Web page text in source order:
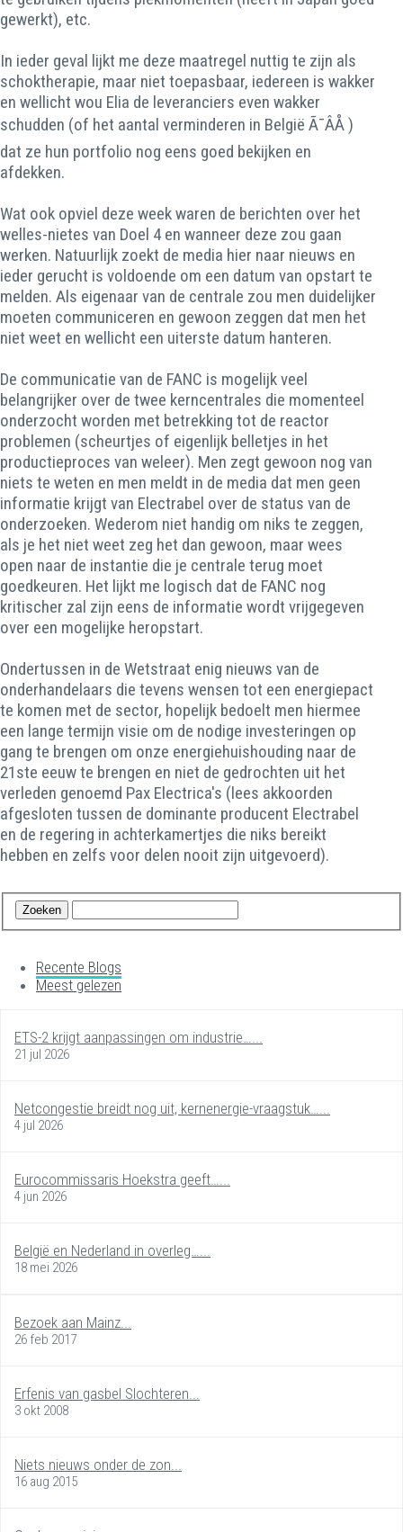
gewerkt), etc.
In ieder geval lijkt me deze maatregel nuttig te zijn als
schoktherapie, maar niet toepasbaar, iedereen is wakker
en wellicht wou Elia de leveranciers even wakker
schudden (of het aantal verminderen in België Ã¯ÂÅ )
dat ze hun portfolio nog eens goed bekijken en
afdekken.
Wat ook opviel deze week waren de berichten over het
welles-nietes van Doel 4 en wanneer deze zou gaan
werken. Natuurlijk zoekt de media hier naar nieuws en
ieder gerucht is voldoende om een datum van opstart te
melden. Als eigenaar van de centrale zou men duidelijker
moeten communiceren en gewoon zeggen dat men het
niet weet en wellicht een uiterste datum hanteren.
De communicatie van de FANC is mogelijk veel
belangrijker over de twee kerncentrales die momenteel
onderzocht worden met betrekking tot de reactor
problemen (scheurtjes of eigenlijk belletjes in het
productieproces van weleer). Men zegt gewoon nog van
niets te weten en men meldt in de media dat men geen
informatie krijgt van Electrabel over de status van de
onderzoeken. Wederom niet handig om niks te zeggen,
als je het niet weet zeg het dan gewoon, maar wees
open naar de instantie die je centrale terug moet
goedkeuren. Het lijkt me logisch dat de FANC nog
kritischer zal zijn eens de informatie wordt vrijgegeven
over een mogelijke heropstart.
Ondertussen in de Wetstraat enig nieuws van de
onderhandelaars die tevens wensen tot een energiepact
te komen met de sector, hopelijk bedoelt men hiermee
een lange termijn visie om de nodige investeringen op
gang te brengen om onze energiehuishouding naar de
21ste eeuw te brengen en niet de gedrochten uit het
verleden genoemd Pax Electrica's (lees akkoorden
afgesloten tussen de dominante producent Electrabel
en de regering in achterkamertjes die niks bereikt
hebben en zelfs voor delen nooit zijn uitgevoerd).
Recente Blogs
Meest gelezen
ETS-2 krijgt aanpassingen om industrie…...
21 jul 2026
Netcongestie breidt nog uit, kernenergie-vraagstuk…...
4 jul 2026
Eurocommissaris Hoekstra geeft…...
4 jun 2026
België en Nederland in overleg…...
18 mei 2026
Bezoek aan Mainz...
26 feb 2017
Erfenis van gasbel Slochteren...
3 okt 2008
Niets nieuws onder de zon...
16 aug 2015